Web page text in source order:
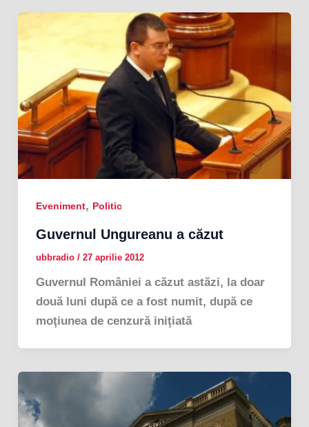
Eveniment, Politic
Guvernul Ungureanu a căzut
ubbradio / 27 aprilie 2012
Guvernul României a căzut astăzi, la doar
două luni după ce a fost numit, după ce
moţiunea de cenzură iniţiată